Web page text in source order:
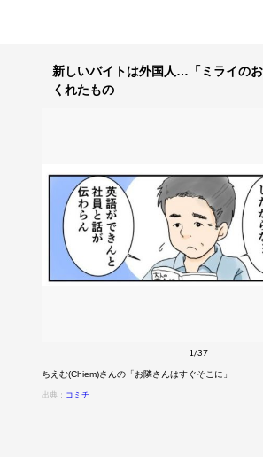
新しいバイトは外国人…「ミライの
くれたもの
1/37
ちえむ(Chiem)さんの「お隣さんはすぐそこに」
出典： コミチ